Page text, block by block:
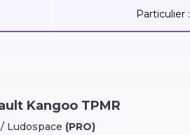
Particulier :
Kangoo TPMR
Ludospace (PRO)